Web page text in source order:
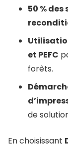
50 %
et PEFC
forêts.
de
En choisissant